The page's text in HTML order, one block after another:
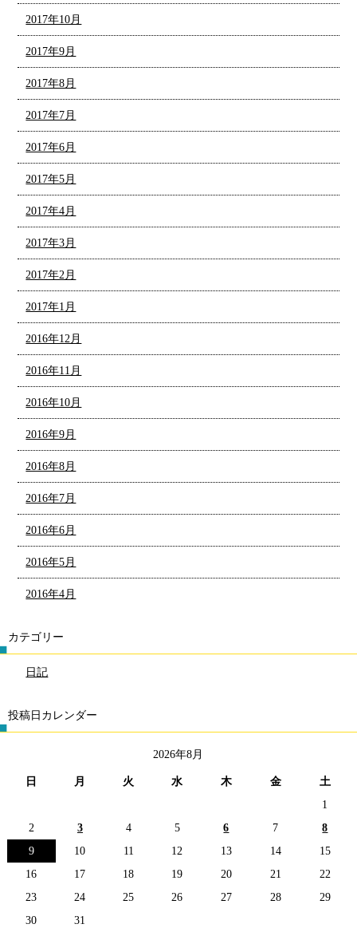
2017年10月
2017年9月
2017年8月
2017年7月
2017年6月
2017年5月
2017年4月
2017年3月
2017年2月
2017年1月
2016年12月
2016年11月
2016年10月
2016年9月
2016年8月
2016年7月
2016年6月
2016年5月
2016年4月
カテゴリー
日記
投稿日カレンダー
2026年8月
日 月 火 水 木 金
土
1
2
3 4 5 6 7
8
9
10 11 12 13 14
15
16
17 18 19 20 21
22
23
24 25 26 27 28
29
30
31